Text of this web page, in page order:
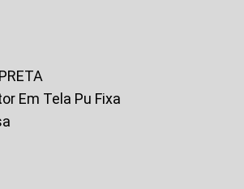
Em Tela Pu Fixa